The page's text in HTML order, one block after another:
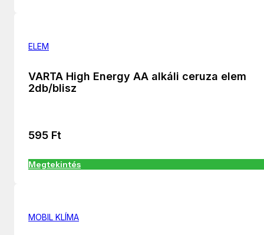
ELEM
VARTA High Energy AA alkáli ceruza elem
2db/blisz
595 Ft
Megtekintés
MOBIL KLÍMA